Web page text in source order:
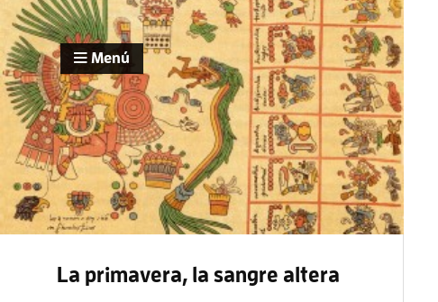
Menú
La primavera, la sangre altera